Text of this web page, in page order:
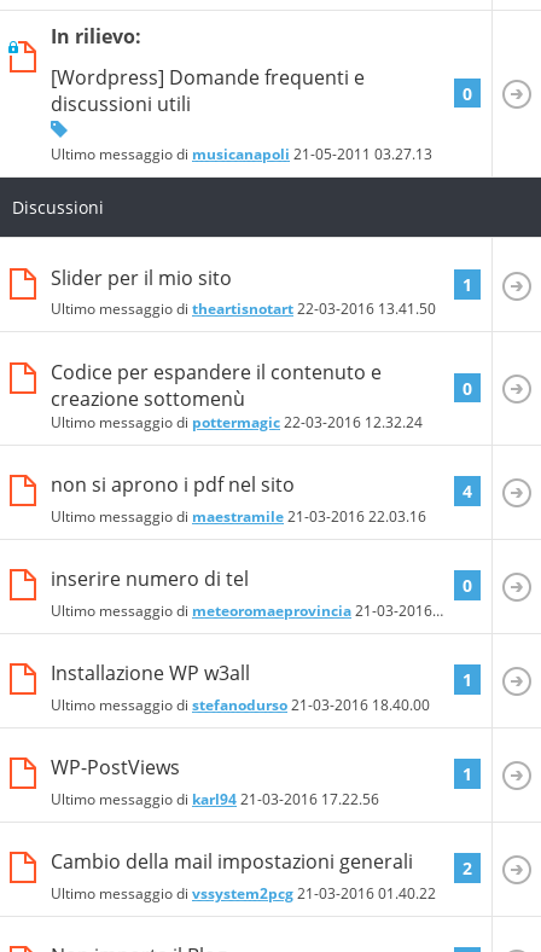
In rilievo:
[Wordpress] Domande frequenti e
discussioni utili
Ultimo messaggio di musicanapoli 21-05-2011 03.27.13
0
Discussioni
Slider per il mio sito
Ultimo messaggio di theartisnotart22-03-2016 13.41.50
1
Codice per espandere il contenuto e
creazione sottomenù
Ultimo messaggio di pottermagic22-03-2016 12.32.24
0
non si aprono i pdf nel sito
Ultimo messaggio di maestramile21-03-201622.03.16
4
inserire numero di tel
Ultimo messaggio di meteoromaeprovincia21-03-2016 21.00.21
0
Installazione WP w3all
Ultimo messaggio di stefanodurso21-03-2016 18.40.00
1
WP-PostViews
Ultimo messaggio di karl9421-03-2016 17.22.56
1
Cambio della mail impostazioni generali
Ultimo messaggio di vssystem2pcg21-03-201601.40.22
2